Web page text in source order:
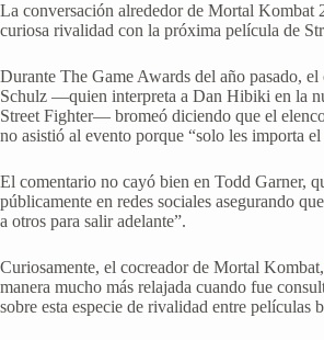
La conversación alrededor de Mortal Kombat
curiosa rivalidad con la próxima película de
Durante The Game Awards del año pasado,
Schulz —quien interpreta a Dan Hibiki en la
Street Fighter— bromeó diciendo que el
no asistió al evento porque “solo les importa
El comentario no cayó bien en Todd Garner,
públicamente en redes sociales asegurando
a otros para salir adelante”.
Curiosamente, el cocreador de Mortal Kombat,
manera mucho más relajada cuando fue
sobre esta especie de rivalidad entre películas